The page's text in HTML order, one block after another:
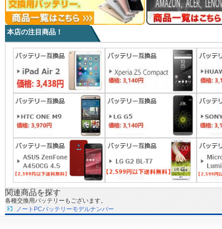
本店の注目商品！
関連商品を探す
各種交換用バッテリーもございます。
ノートPCバッテリーモデルナンバー